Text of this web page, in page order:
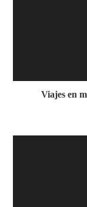
Viajes en